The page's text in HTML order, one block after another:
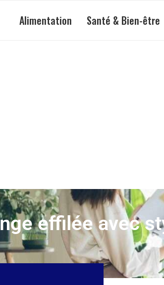
Alimentation Santé & Bien-être
effilée avec